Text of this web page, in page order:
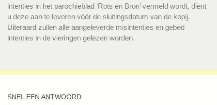
intenties in het parochieblad ‘Rots en Bron’ vermeld wordt, dient
u deze aan te leveren vóór de sluitingsdatum van de kopij.
Uiteraard zullen alle aangeleverde misintenties en gebed
intenties in de vieringen gelezen worden.
SNEL EEN ANTWOORD